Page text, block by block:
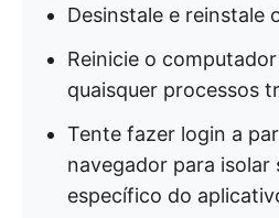
Desinstale e reinstale
Reinicie o
quaisquer processos
Tente fazer login a
navegador para isolar
específico do